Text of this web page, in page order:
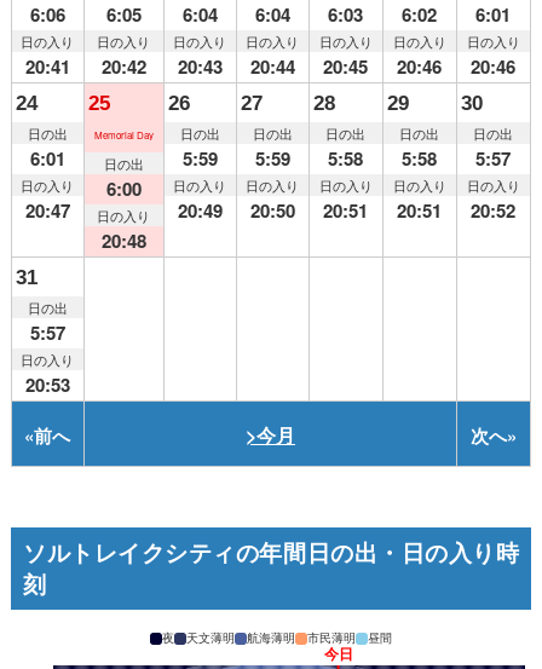
6:06
日の入り
20:41
6:05
日の入り
20:42
6:04
日の入り
20:43
6:04
日の入り
20:44
6:03
日の入り
20:45
6:02
日の入り
20:46
6:01
日の入り
20:46
24
日の出
6:01
日の入り
20:47
25
Memorial Day
日の出
6:00
日の入り
20:48
26
日の出
5:59
日の入り
20:49
27
日の出
5:59
日の入り
20:50
28
日の出
5:58
日の入り
20:51
29
日の出
5:58
日の入り
20:51
30
日の出
5:57
日の入り
20:52
31
日の出
5:57
日の入り
20:53
«前へ >今月 次へ»
ソルトレイクシティの年間日の出・日の入り時
刻
夜 天文薄明 航海薄明 市民薄明 昼間